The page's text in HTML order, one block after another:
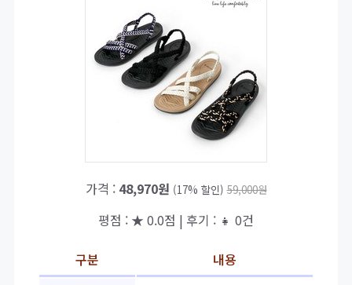
가격 : 48,970원 (17% 할인) 59,000원
평점 : ★ 0.0점 | 후기 : 👧 0건
구분
내용